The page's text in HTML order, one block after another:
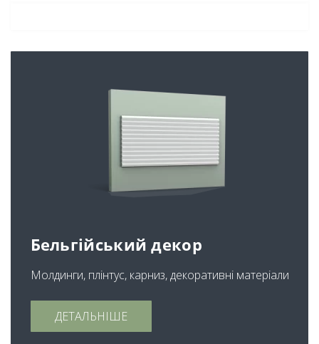
Бельгійський декор
Молдинги, плінтус, карниз, декоративні матеріали
ДЕТАЛЬНІШЕ